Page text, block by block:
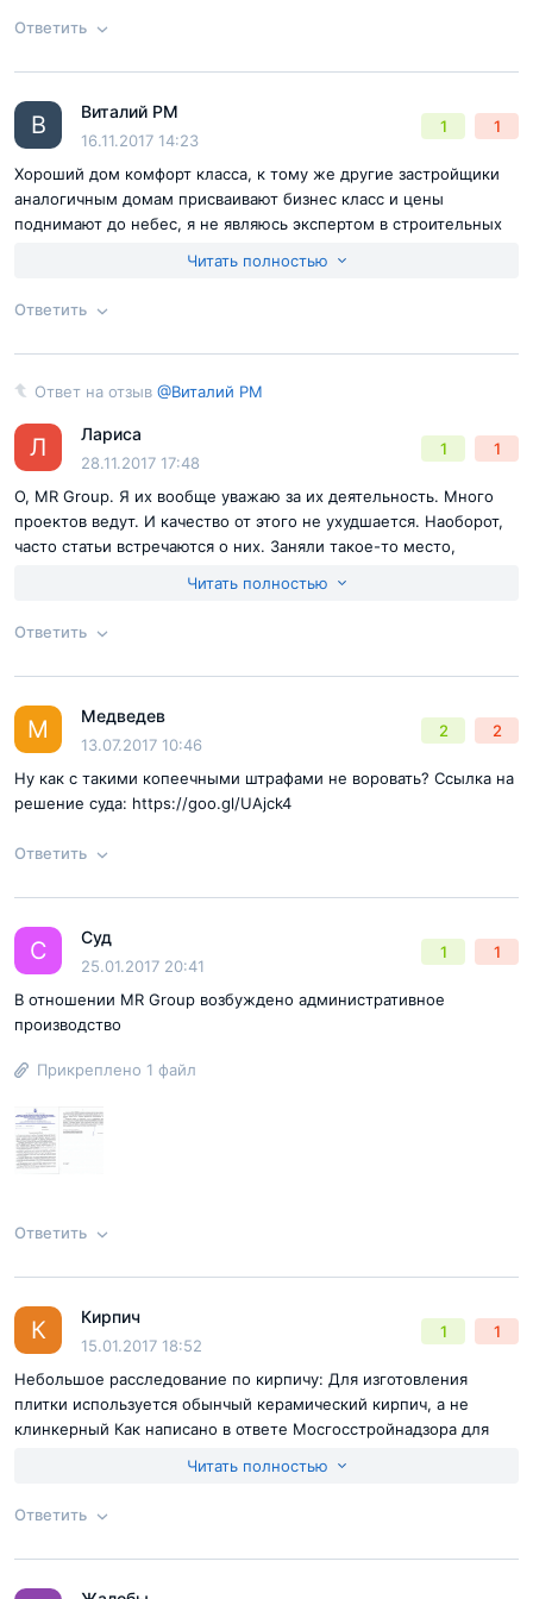
Согласен справилами публикациина сайте
Отправить комментарий
крайней мере на что точно можно не жаловаться так это на
воздух и экологию. Да и на инфраструктуру тоже. Для молодых
семей в самый раз, особенно учитывая ценник. Есть где с
коляской гулять (парки), а не вдоль дорог.
Ответить
Ответ на отзыв
Согласен справилами публикациина сайте
В Виталий РМ
16.11.2017 14:23
1 1
Хороший дом комфорт класса, к тому же другие застройщики
аналогичным домам присваивают бизнес класс и цены
поднимают до небес, я не являюсь экспертом в строительных
уютно было. Не доверять МР групп лично у меня причин нет.
Читать полностью
Ответить
Ответ на отзыв @Виталий РМ
Согласен с
Ответ на отзыв @Виталий РМ
Л Лариса
28.11.2017 17:48
1 1
О, MR Group. Я их вообще уважаю за их деятельность. Много
проектов ведут. И качество от этого не ухудшается. Наоборот,
часто статьи встречаются о них. Заняли такое-то место,
просчитывали, как себе в карман больше хапануть за счет
Читать полностью
Ответить
Ответ на отзыв
Согласен справилами публикации
Отправить комментарий
М Медведев
13.07.2017 10:46
2 2
Ну как с такими копеечными штрафами не воровать? Ссылка на
решение суда: https://goo.gl/UAjck4
Ответить
Ответ на отзыв
Отправить комментарий
С Суд
25.01.2017 20:41
1 1
В отношении MR Group возбуждено административное
производство
Прикреплено 1 файл
Ответить
Ответ на отзыв
Согласен справилами публикациина сайте
К Кирпич
15.01.2017 18:52
1 1
Небольшое расследование по кирпичу: Для изготовления
плитки используется обынчый керамический кирпич, а не
клинкерный Как написано в ответе Мосгосстройнадзора для
путем срезки в построечных условиях наружной грани
Читать полностью
Ответить